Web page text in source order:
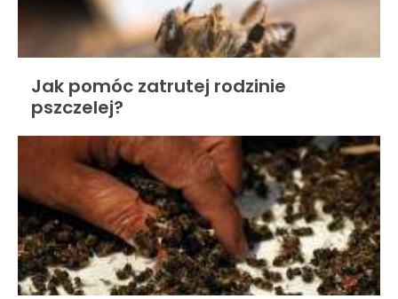
Jak pomóc zatrutej rodzinie
pszczelej?